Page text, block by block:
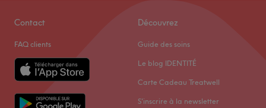
Contact
FAQ clients
Découvrez
Guide des soins
Le blog IDENTITÉ
Carte Cadeau Treatwell
S'inscrire à la newsletter